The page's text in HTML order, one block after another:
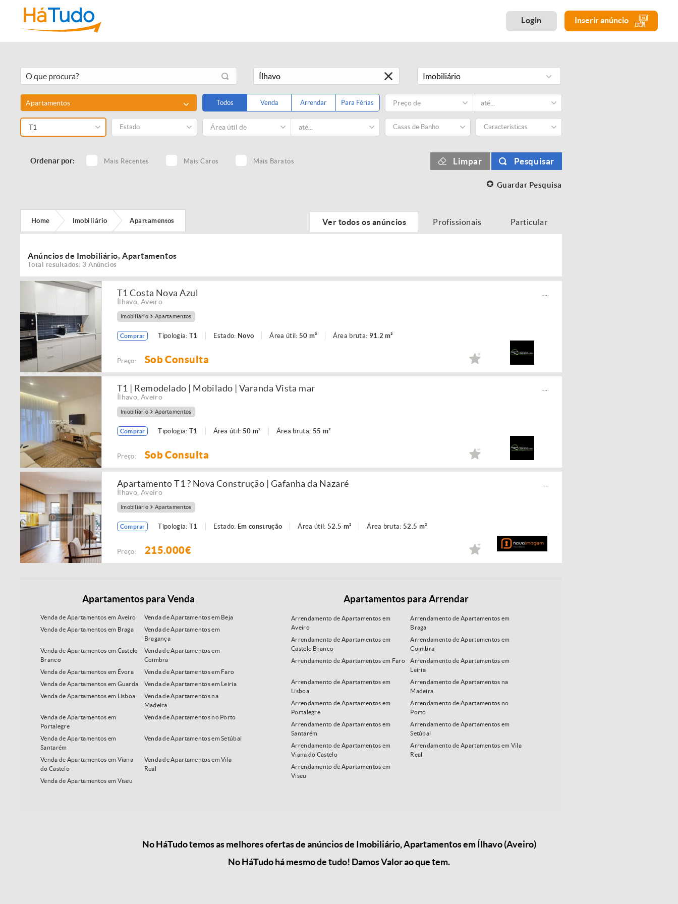
Login Inserir anúncio
Imobiliário
Apartamentos Todos Venda Arrendar Para Férias
T1 Estado Casas de Banho Características
Ordenar por: Mais Recentes Mais Caros Mais Baratos Limpar Pesquisar
Guardar Pesquisa
Home Imobiliário Apartamentos Ver todos os anúncios Profissionais Particular
Anúncios de Imobiliário, Apartamentos
Total resultados: 3 Anúncios
T1 Costa Nova Azul
Ílhavo Aveiro
Imobiliário Apartamentos
Comprar Tipologia: T1 Estado: Novo Área útil: 50 m² Área bruta: 91.2 m²
Preço: Sob Consulta
T1 | Remodelado | Mobilado | Varanda Vista mar
Ílhavo Aveiro
Imobiliário Apartamentos
Comprar Tipologia: T1 Área útil:50 m² Área bruta: 55 m²
Preço: Sob Consulta
Apartamento T1 ? Nova Construção | Gafanha da Nazaré
Ílhavo Aveiro
Imobiliário Apartamentos
Comprar Tipologia: T1 Estado: Em construção Área útil: 52.5 m² Área bruta:52.5 m²
Preço: 215.000€
Apartamentos para Venda
Venda de Apartamentos em Aveiro
Venda de Apartamentos em Beja
Venda de Apartamentos em Braga
Venda de Apartamentos em
Bragança
Venda de Apartamentos em Castelo
Branco
Venda de Apartamentos em
Coimbra
Venda de Apartamentos em Évora
Venda de Apartamentos em Faro
Venda de Apartamentos em Guarda
Venda de Apartamentos em Leiria
Venda de Apartamentos em Lisboa
Venda de Apartamentos na
Madeira
Venda de Apartamentos em
Portalegre
Venda de Apartamentos no Porto
Venda de Apartamentos em
Santarém
Venda de Apartamentos em Setúbal
Venda de Apartamentos em Viana
do Castelo
Venda de Apartamentos em Vila
Real
Venda de Apartamentos em Viseu
Apartamentos para Arrendar
Arrendamento de Apartamentos em
Aveiro
Arrendamento de Apartamentos em
Braga
Arrendamento de Apartamentos em
Castelo Branco
Arrendamento de Apartamentos em
Coimbra
Arrendamento de Apartamentos em Faro
Arrendamento de Apartamentos em
Leiria
Arrendamento de Apartamentos em
Lisboa
Arrendamento de Apartamentos na
Madeira
Arrendamento de Apartamentos em
Portalegre
Arrendamento de Apartamentos no
Porto
Arrendamento de Apartamentos em
Santarém
Arrendamento de Apartamentos em
Setúbal
Arrendamento de Apartamentos em
Viana do Castelo
Arrendamento de Apartamentos em Vila
Real
Arrendamento de Apartamentos em
Viseu
No HáTudo temos as melhores ofertas de anúncios de Imobiliário, Apartamentos em Ílhavo (Aveiro)
No HáTudo há mesmo de tudo! Damos Valor ao que tem.